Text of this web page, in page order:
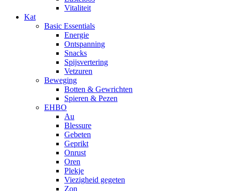
Vitaliteit
Kat
Basic Essentials
Energie
Ontspanning
Snacks
Spijsvertering
Vetzuren
Beweging
Botten & Gewrichten
Spieren & Pezen
EHBO
Au
Blessure
Gebeten
Geprikt
Onrust
Oren
Plekje
Viezigheid gegeten
Zon